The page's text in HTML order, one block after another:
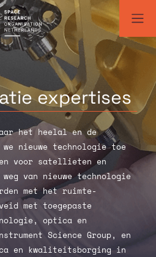
ruimteonderzoek Nederland
institute
expertises
het heelal en de
we nieuwe technologie toe
voor satellieten en
van nieuwe technologie
met het ruimte-
met toegepaste
optica en
Science Group, en
en kwaliteitsborging in